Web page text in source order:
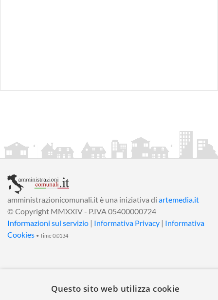
amministrazionicomunali.it è una iniziativa di artemedia.it
© Copyright MMXXIV - P.IVA 05400000724
Informazioni sul servizio | Informativa Privacy | Informativa
Cookies • Time 0.0134
Questo sito web utilizza cookie